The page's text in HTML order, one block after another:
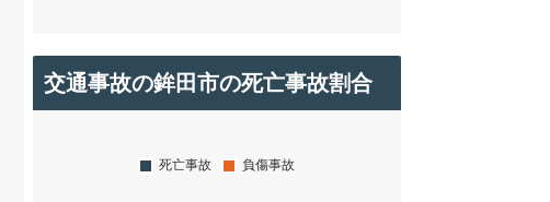
交通事故の鉾田市の死亡事故割合